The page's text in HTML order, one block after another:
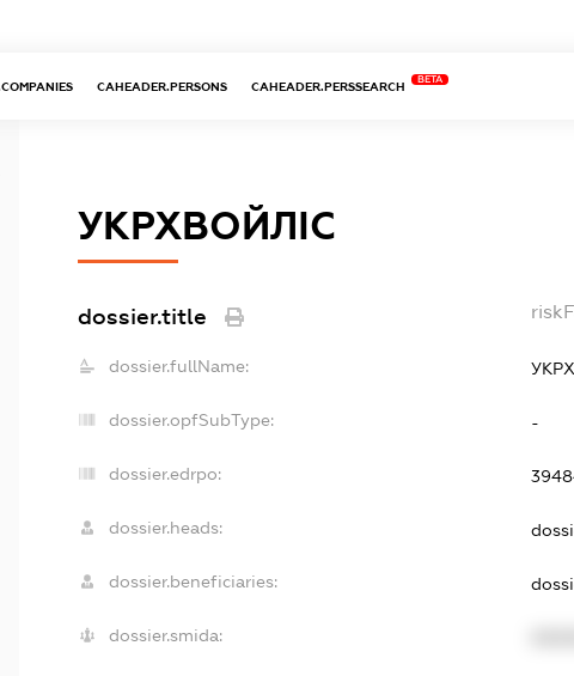
CAHEADER.PERSONS CAHEADER.PERSSEARCH
BETA
УКРХВОЙЛІС
dossier.title
dossier.fullName:
dossier.opfSubType: -
dossier.edrpo:
dossier.heads:
dossier.beneficiaries:
dossier.smida: